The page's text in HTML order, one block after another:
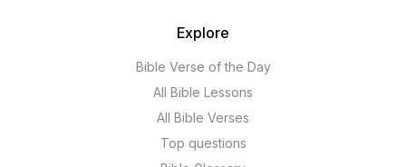
Explore
Bible Verse of the Day
All Bible Lessons
All Bible Verses
Top questions